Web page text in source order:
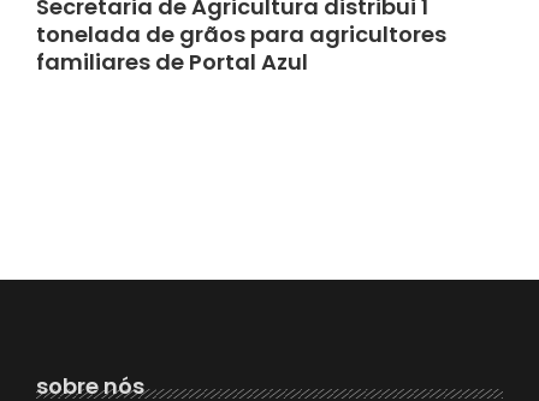
Secretaria de Agricultura distribui 1
tonelada de grãos para agricultores
familiares de Portal Azul
sobre nós